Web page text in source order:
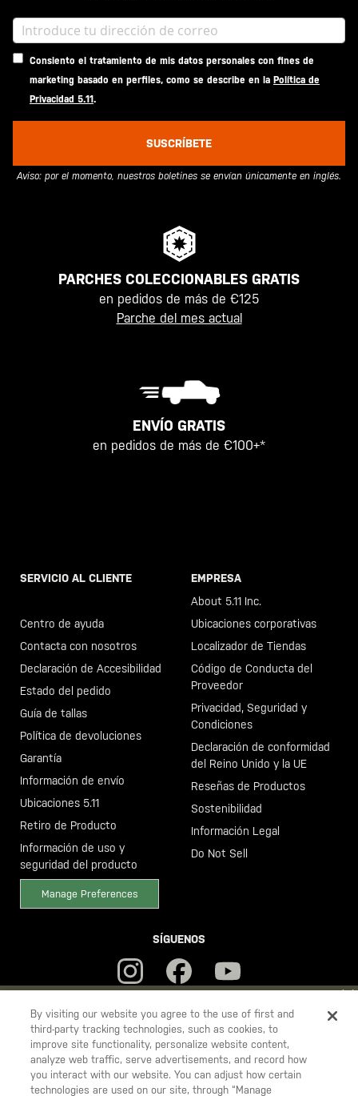
YOU ARE SHOPPING ON OURESPAÑA SITE. WOULD YOU LIKE
TO SHIP TO ANOTHER COUNTRY?
STAY ONESPAÑA
CHANGE COUNTRY
Consiento el tratamiento de mis datos personales con fines de
marketing basado en perfiles, como se describe en la Política de
Privacidad 5.11.
SUSCRÍBETE
Aviso: por el momento, nuestros boletines se envían únicamente en inglés.
PARCHES COLECCIONABLES GRATIS
en pedidos de más de €125
Parche del mes actual
ENVÍO GRATIS
en pedidos de más de €100+*
SERVICIO AL CLIENTE
Centro de ayuda
Contacta con nosotros
Declaración de Accesibilidad
Estado del pedido
Guía de tallas
Política de devoluciones
Garantía
Información de envío
Ubicaciones 5.11
Retiro de Producto
Información de uso y
seguridad del producto
Manage Preferences
EMPRESA
About 5.11 Inc.
Ubicaciones corporativas
Localizador de Tiendas
Código de Conducta del
Proveedor
Privacidad, Seguridad y
Condiciones
Declaración de conformidad
del Reino Unido y la UE
Reseñas de Productos
Sostenibilidad
Información Legal
Do Not Sell
SÍGUENOS
5.11
Tactical
By visiting our website you agree to the use of first and
third-party tracking technologies, such as cookies, to
improve site functionality, personalize website content,
analyze web traffic, serve advertisements, and record how
you interact with our website. You can adjust how certain
technologies are used on our site, through “Manage